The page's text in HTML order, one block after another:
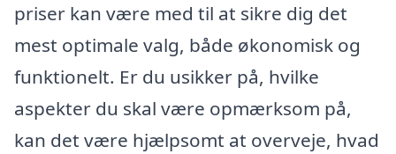
priser kan være med til at sikre dig det
mest optimale valg, både økonomisk og
funktionelt. Er du usikker på, hvilke
aspekter du skal være opmærksom på,
kan det være hjælpsomt at overveje, hvad